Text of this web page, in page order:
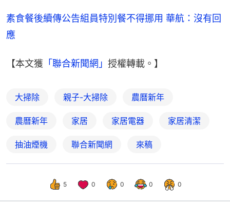
素食餐後續傳公告組員特別餐不得挪用 華航：沒有回
應
【本文獲 「聯合新聞網」 授權轉載。】
大掃除 親子-大掃除 農曆新年
農曆新年 家居 家居電器 家居清潔
抽油煙機 聯合新聞網 來稿
5 0 0 0 0